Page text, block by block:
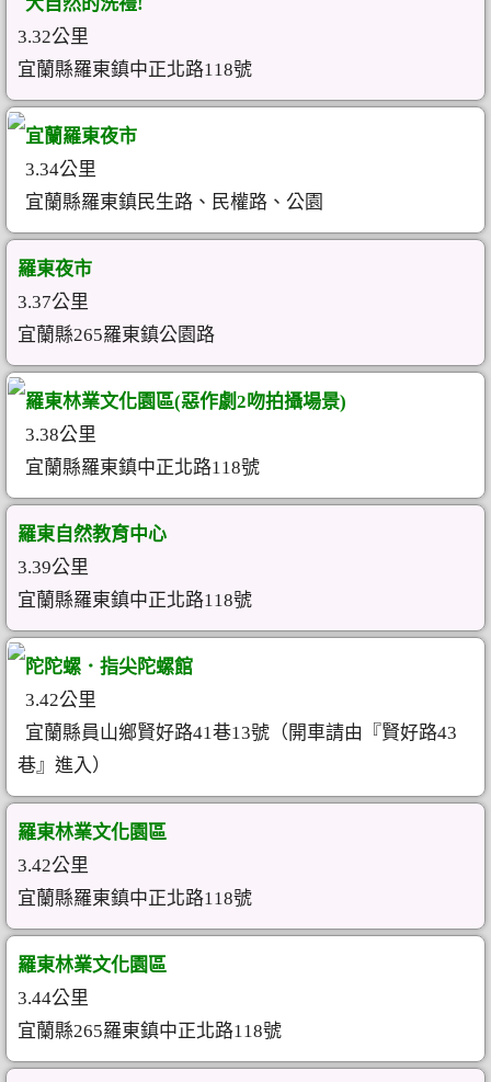
3.32公里
宜蘭縣羅東鎮中正北路118號
宜蘭羅東夜市
3.34公里
宜蘭縣羅東鎮民生路、民權路、公園
羅東夜市
3.37公里
宜蘭縣265羅東鎮公園路
羅東林業文化園區(惡作劇2吻拍攝場景)
3.38公里
宜蘭縣羅東鎮中正北路118號
羅東自然教育中心
3.39公里
宜蘭縣羅東鎮中正北路118號
陀陀螺．指尖陀螺館
3.42公里
宜蘭縣員山鄉賢好路41巷13號（開車請由『賢好路43
巷』進入）
羅東林業文化園區
3.42公里
宜蘭縣羅東鎮中正北路118號
羅東林業文化園區
3.44公里
宜蘭縣265羅東鎮中正北路118號